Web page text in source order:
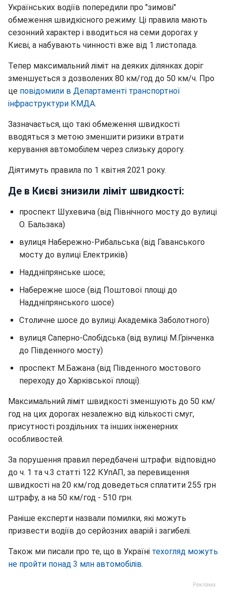
Українських водіїв попередили про "зимові"
обмеження швидкісного режиму. Ці правила мають
сезонний характер і вводиться на семи дорогах у
Києві, а набувають чинності вже від 1 листопада.
Тепер максимальний ліміт на деяких ділянках доріг
зменшується з дозволених 80 км/год до 50 км/ч. Про
це повідомили в Департаменті транспортної
інфраструктури КМДА.
Зазначається, що такі обмеження швидкості
вводяться з метою зменшити ризики втрати
керування автомобілем через слизьку дорогу.
Діятимуть правила по 1 квітня 2021 року.
Де в Києві знизили ліміт швидкості:
проспект Шухевича (від Північного мосту до вулиці
О. Бальзака)
вулиця Набережно-Рибальська (від Гаванського
мосту до вулиці Електриків)
Наддніпрянське шосе;
Набережне шосе (від Поштової площі до
Наддніпрянського шосе)
Столичне шосе до вулиці Академіка Заболотного)
вулиця Саперно-Слобідська (від вулиці М.Грінченка
до Південного мосту)
проспект М.Бажана (від Південного мостового
переходу до Харківської площі).
Максимальний ліміт швидкості зменшують до 50 км/
год на цих дорогах незалежно від кількості смуг,
присутності роздільних та інших інженерних
особливостей.
За порушення правил передбачені штрафи: відповідно
до ч. 1 та ч.3 статті 122 КУпАП, за перевищення
швидкості на 20 км/год доведеться сплатити 255 грн
штрафу, а на 50 км/год - 510 грн.
Раніше експерти назвали помилки, які можуть
призвести водіїв до серйозних аварій і загибелі.
Також ми писали про те, що в Україні техогляд можуть
не пройти понад 3 млн автомобілів.